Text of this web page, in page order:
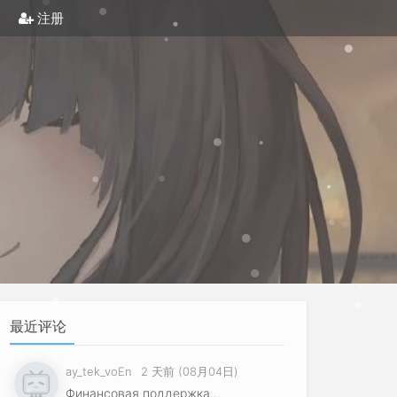
注册
最近评论
ay_tek_voEn 2 天前 (08月04日)
Финансовая поддержка…